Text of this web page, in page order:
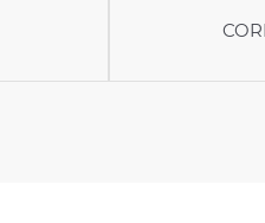
6473
COR 6472